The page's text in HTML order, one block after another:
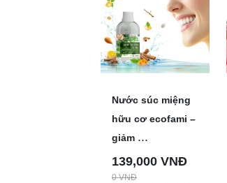
Nước súc miệng
hữu cơ ecofami –
giảm ...
139,000 VNĐ
0 VNĐ